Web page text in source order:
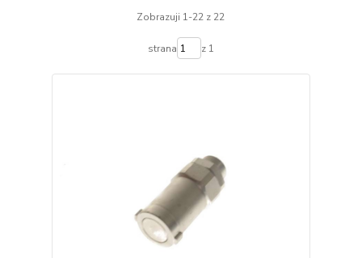
Zobrazuji 1-22 z 22
strana z 1